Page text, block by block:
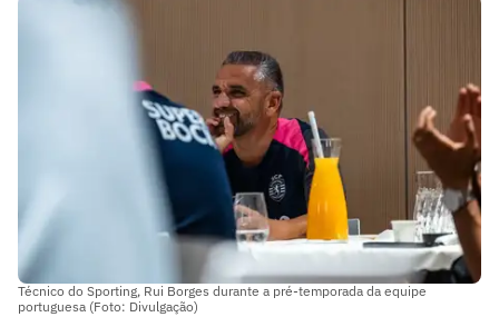
Técnico do Sporting, Rui Borges durante a pré-temporada da equipe
portuguesa (Foto: Divulgação)